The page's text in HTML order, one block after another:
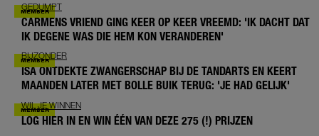
GEDUMPT
CARMENS VRIEND GING KEER OP KEER VREEMD: 'IK DACHT DAT
IK DEGENE WAS DIE HEM KON VERANDEREN'
BIJZONDER
ISA ONTDEKTE ZWANGERSCHAP BIJ DE TANDARTS EN KEERT
MAANDEN LATER MET BOLLE BUIK TERUG: 'JE HAD GELIJK'
WIL JE WINNEN
LOG HIER IN EN WIN ÉÉN VAN DEZE 275 (!) PRIJZEN